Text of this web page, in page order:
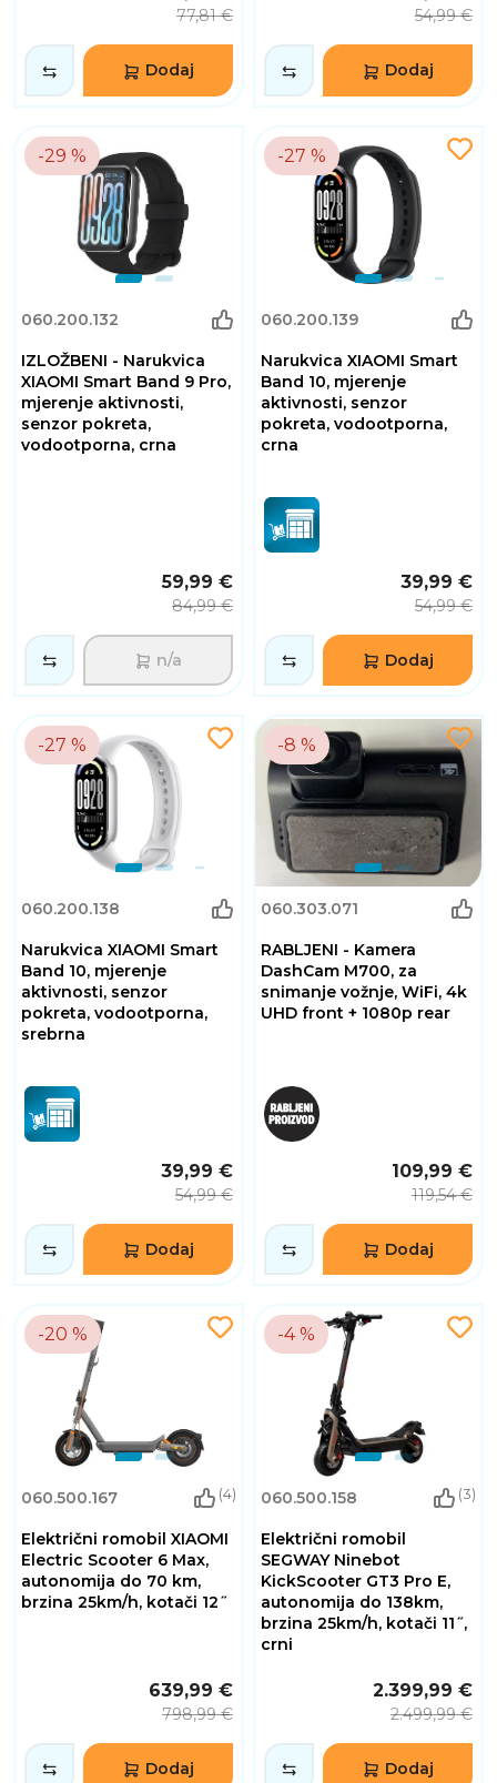
77,81 €
Dodaj
54,99 €
Dodaj
-29 %
060.200.132
IZLOŽBENI - Narukvica
XIAOMI Smart Band 9 Pro,
mjerenje aktivnosti,
senzor pokreta,
vodootporna, crna
59,99 €
84,99 €
n/a
-27 %
060.200.139
Narukvica XIAOMI Smart
Band 10, mjerenje
aktivnosti, senzor
pokreta, vodootporna,
crna
39,99 €
54,99 €
Dodaj
-27 %
060.200.138
Narukvica XIAOMI Smart
Band 10, mjerenje
aktivnosti, senzor
pokreta, vodootporna,
srebrna
39,99 €
54,99 €
Dodaj
-8 %
060.303.071
RABLJENI - Kamera
DashCam M700, za
snimanje vožnje, WiFi, 4k
UHD front + 1080p rear
109,99 €
119,54 €
Dodaj
-20 %
060.500.167 (4)
Električni romobil XIAOMI
Electric Scooter 6 Max,
autonomija do 70 km,
brzina 25km/h, kotači 12˝
639,99 €
798,99 €
Dodaj
-4 %
060.500.158 (3)
Električni romobil
SEGWAY Ninebot
KickScooter GT3 Pro E,
autonomija do 138km,
brzina 25km/h, kotači 11˝,
crni
2.399,99 €
2.499,99 €
Dodaj